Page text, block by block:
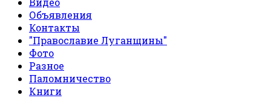
Объявления
Контакты
"Православие Луганщины"
Фото
Разное
Паломничество
Книги